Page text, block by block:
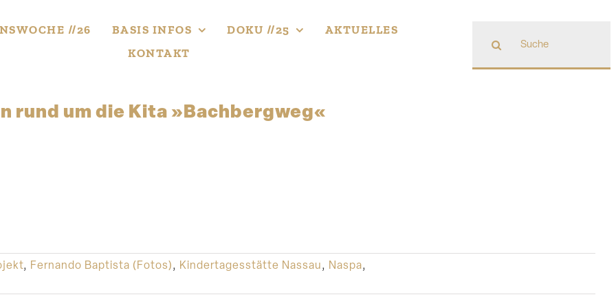
//26 BASIS INFOS DOKU //25
AKTUELLES
KONTAKT
nach:
rund um die Kita »Bachbergweg«
, Fernando Baptista (Fotos), Kindertagesstätte Nassau, Naspa,